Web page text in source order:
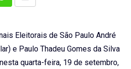
WhatsappShare
Email
Eleitorais de São Paulo André
e Paulo Thadeu Gomes da Silva
quarta-feira, 19 de setembro,